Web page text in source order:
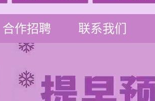
合作招聘 联系我们